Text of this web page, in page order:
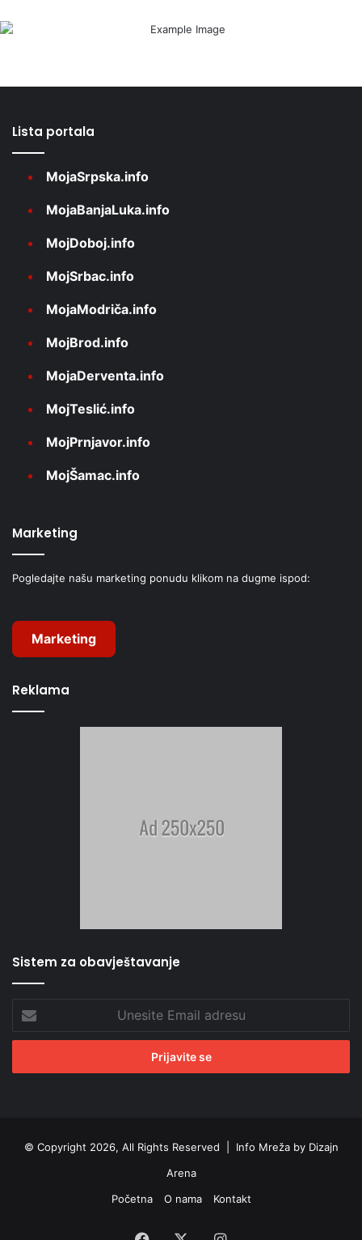
Lista portala
MojaSrpska.info
MojaBanjaLuka.info
MojDoboj.info
MojSrbac.info
MojaModriča.info
MojBrod.info
MojaDerventa.info
MojTeslić.info
MojPrnjavor.info
MojŠamac.info
Marketing
Pogledajte našu marketing ponudu klikom na dugme ispod:
Marketing
Reklama
Sistem za obavještavanje
Email
adresu
© Copyright 2026, All Rights Reserved | Info Mreža by Dizajn
Arena
Početna
O nama Kontakt